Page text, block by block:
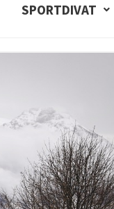
SPORTDIVAT